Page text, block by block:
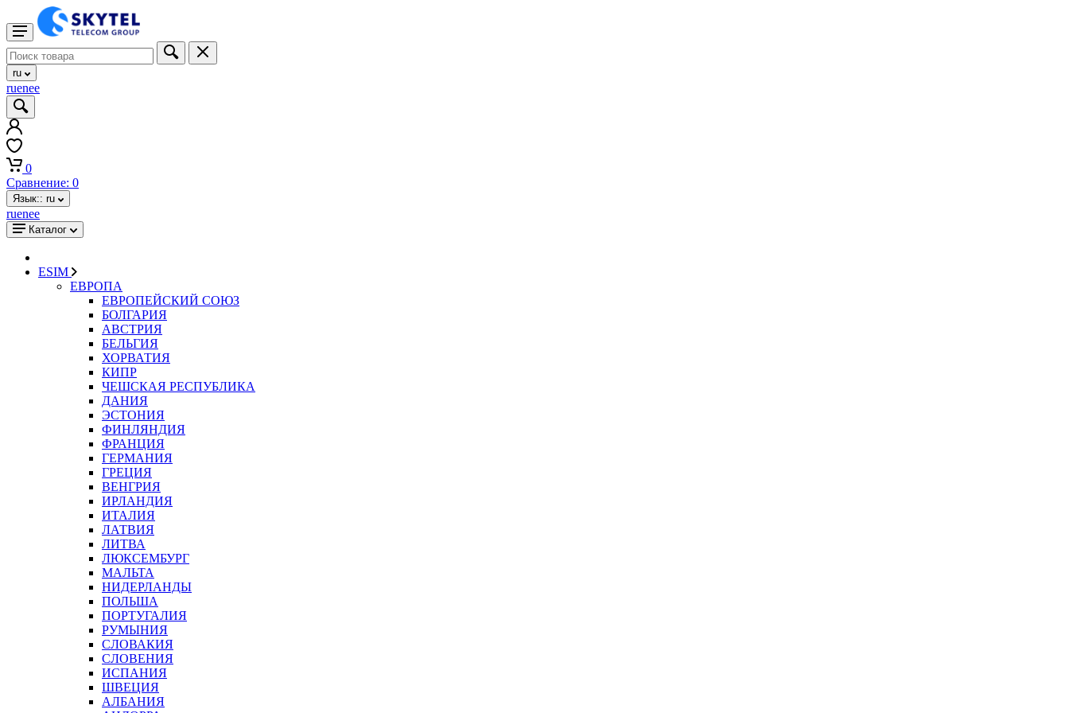
ru
ruenee
0
Сравнение: 0
Язык:: ru
ruenee
Каталог
ESIM
ЕВРОПА
ЕВРОПЕЙСКИЙ СОЮЗ
БОЛГАРИЯ
АВСТРИЯ
БЕЛЬГИЯ
ХОРВАТИЯ
КИПР
ЧЕШСКАЯ РЕСПУБЛИКА
ДАНИЯ
ЭСТОНИЯ
ФИНЛЯНДИЯ
ФРАНЦИЯ
ГЕРМАНИЯ
ГРЕЦИЯ
ВЕНГРИЯ
ИРЛАНДИЯ
ИТАЛИЯ
ЛАТВИЯ
ЛИТВА
ЛЮКСЕМБУРГ
МАЛЬТА
НИДЕРЛАНДЫ
ПОЛЬША
ПОРТУГАЛИЯ
РУМЫНИЯ
СЛОВАКИЯ
СЛОВЕНИЯ
ИСПАНИЯ
ШВЕЦИЯ
АЛБАНИЯ